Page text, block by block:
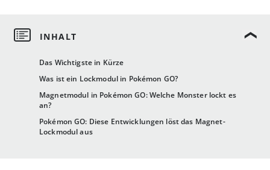
Das Wichtigste in Kürze
Was ist ein Lockmodul in Pokémon GO?
Magnetmodul in Pokémon GO: Welche Monster lockt es
an?
Pokémon GO: Diese Entwicklungen löst das Magnet-
Lockmodul aus